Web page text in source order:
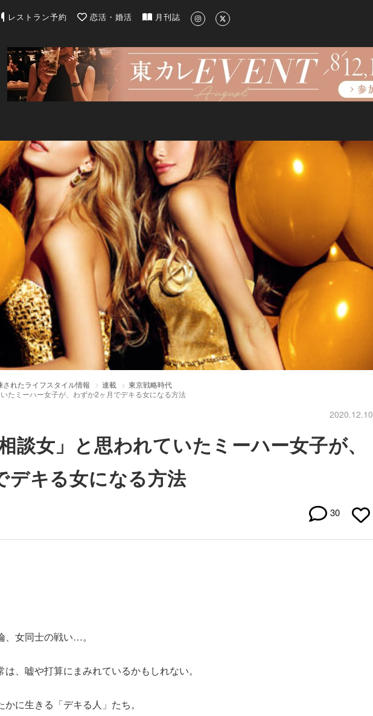
京カレンダー | 最新のグルメ、洗練されたライフスタイル情報
レストラン予約 恋活・婚活 月刊誌
れたライフスタイル情報 連載
東京戦略時代
たミーハー女子が、わずか2ヶ月でデキる女になる方法
2020.12.10
談女」と思われていたミーハー女子が、
デキる女になる方法
30
、女同士の戦い…。
、嘘や打算にまみれているかもしれない。
に生きる「デキる人」たち。